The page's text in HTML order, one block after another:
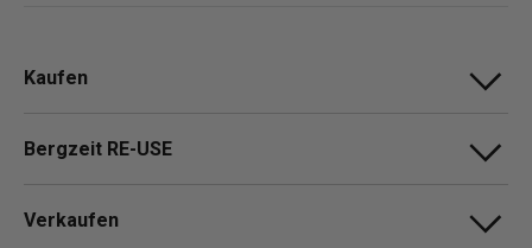
Kaufen
Bergzeit RE-USE
Verkaufen